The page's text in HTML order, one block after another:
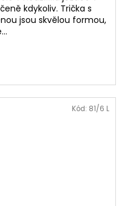
kdykoliv. Trička s
jsou skvělou formou,
Kód: 81/6 L